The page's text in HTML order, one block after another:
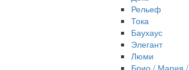
Рельеф
Тока
Баухаус
Элегант
Люми
Брио / Мария /